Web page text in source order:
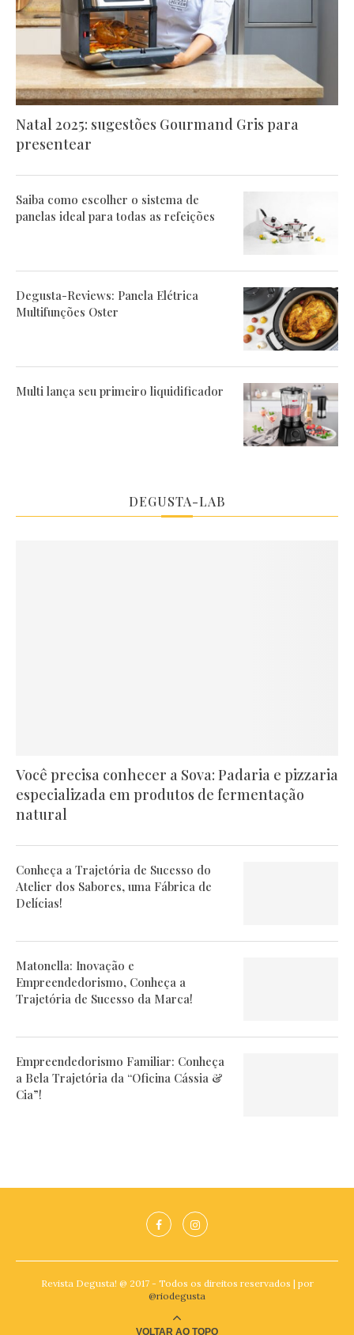
Natal 2025: sugestões Gourmand Gris para
presentear
Saiba como escolher o sistema de
panelas ideal para todas as refeições
Degusta-Reviews: Panela Elétrica
Multifunções Oster
Multi lança seu primeiro liquidificador
DEGUSTA-LAB
Você precisa conhecer a Sova: Padaria e pizzaria
especializada em produtos de fermentação
natural
Conheça a Trajetória de Sucesso do
Atelier dos Sabores, uma Fábrica de
Delícias!
Matonella: Inovação e
Empreendedorismo, Conheça a
Trajetória de Sucesso da Marca!
Empreendedorismo Familiar: Conheça
a Bela Trajetória da “Oficina Cássia &
Cia”!
Revista Degusta! @ 2017 - Todos os direitos reservados | por
@riodegusta
VOLTAR AO TOPO